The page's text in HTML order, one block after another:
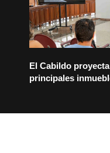
El Cabildo
principales